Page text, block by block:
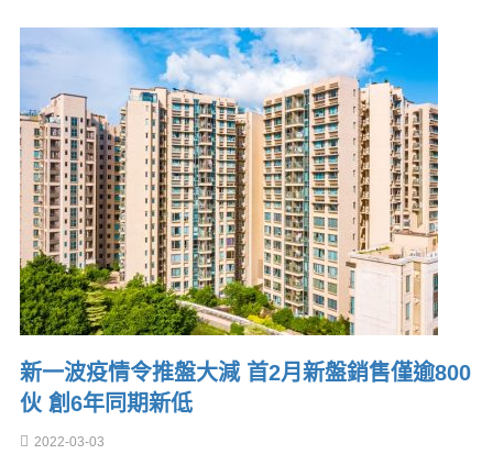
新一波疫情令推盤大減 首2月新盤銷售僅逾800
伙 創6年同期新低
2022-03-03